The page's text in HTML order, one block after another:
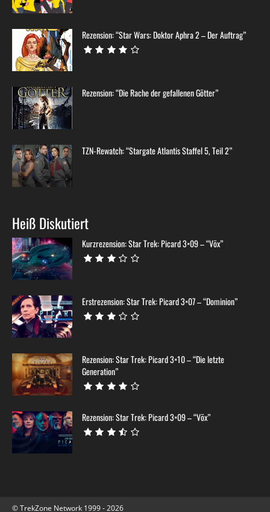
Rezension: “Star Wars: Doktor Aphra 2 – Der Auftrag”
Rezension: “Die Rache der gefallenen Götter”
TZN-Rewatch: “Stargate Atlantis Staffel 5, Teil 2”
Heiß Diskutiert
Kurzrezension: Star Trek: Picard 3×09 – “Võx”
Erstrezension: Star Trek: Picard 3×07 – “Dominion”
Rezension: Star Trek: Picard 3×10 – “Die letzte
Generation”
Rezension: Star Trek: Picard 3×09 – “Võx”
© TrekZone Network 1999 - 2026